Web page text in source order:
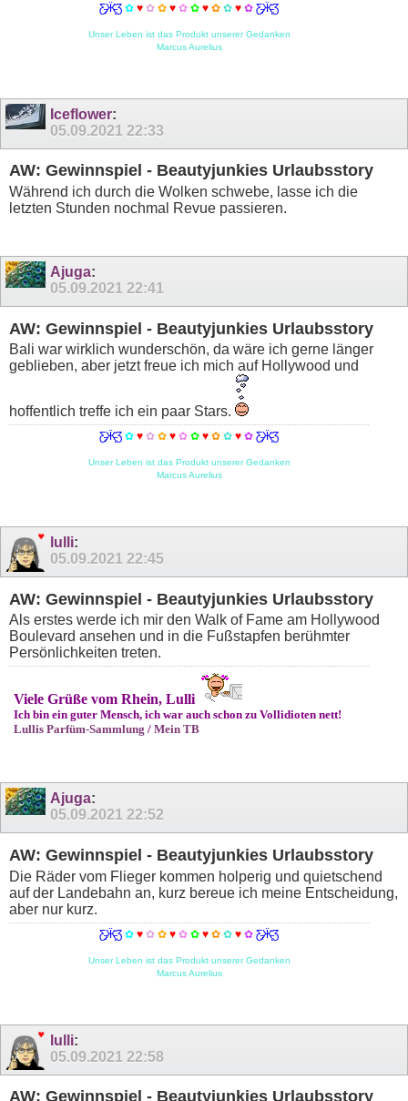
Ƹ̵̡Ӝ̵̨̄Ʒ ✿♥✿ ✿ ♥✿✿♥✿✿♥✿Ƹ̵̡Ӝ̵̨̄Ʒ
Unser Leben ist das Produkt unserer Gedanken
Marcus Aurelius
Iceflower:
05.09.2021 22:33
AW: Gewinnspiel - Beautyjunkies Urlaubsstory
Während ich durch die Wolken schwebe, lasse ich die
letzten Stunden nochmal Revue passieren.
Ajuga:
05.09.2021 22:41
AW: Gewinnspiel - Beautyjunkies Urlaubsstory
Bali war wirklich wunderschön, da wäre ich gerne länger
geblieben, aber jetzt freue ich mich auf Hollywood und
hoffentlich treffe ich ein paar Stars.
Ƹ̵̡Ӝ̵̨̄Ʒ ✿♥✿ ✿ ♥✿✿♥✿✿♥✿Ƹ̵̡Ӝ̵̨̄Ʒ
Unser Leben ist das Produkt unserer Gedanken
Marcus Aurelius
lulli:
05.09.2021 22:45
AW: Gewinnspiel - Beautyjunkies Urlaubsstory
Als erstes werde ich mir den Walk of Fame am Hollywood
Boulevard ansehen und in die Fußstapfen berühmter
Persönlichkeiten treten.
Viele Grüße vom Rhein, Lulli
Ich bin ein guter Mensch, ich war auch schon zu Vollidioten nett!
Lullis Parfüm-Sammlung / Mein TB
Ajuga:
05.09.2021 22:52
AW: Gewinnspiel - Beautyjunkies Urlaubsstory
Die Räder vom Flieger kommen holperig und quietschend
auf der Landebahn an, kurz bereue ich meine Entscheidung,
aber nur kurz.
Ƹ̵̡Ӝ̵̨̄Ʒ ✿♥✿ ✿ ♥✿✿♥✿✿♥✿Ƹ̵̡Ӝ̵̨̄Ʒ
Unser Leben ist das Produkt unserer Gedanken
Marcus Aurelius
lulli:
05.09.2021 22:58
AW: Gewinnspiel - Beautyjunkies Urlaubsstory